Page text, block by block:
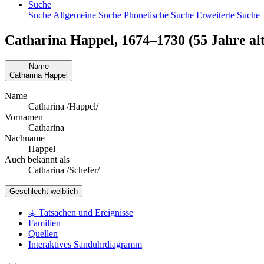
Suche
Suche Allgemeine Suche Phonetische Suche Erweiterte Suche
Catharina Happel, 1674–1730 (55 Jahre
Name
Catharina Happel
Name
Catharina /Happel/
Vornamen
Catharina
Nachname
Happel
Auch bekannt als
Catharina /Schefer/
Geschlecht weiblich
⚶ Tatsachen und Ereignisse
Familien
Quellen
Interaktives Sanduhrdiagramm